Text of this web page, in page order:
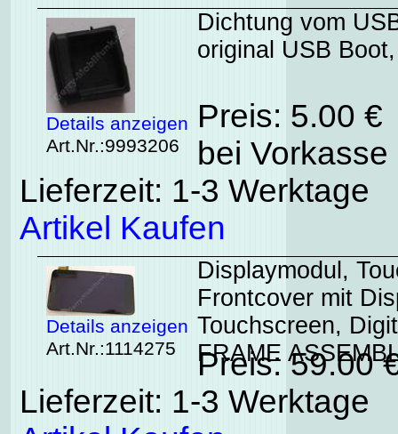
Details anzeigen
Art.Nr.:9993206
Dichtung vom
original USB
Preis: 5.00
bei
Lieferzeit: 1-3 Werktage
Artikel Kaufen
Details anzeigen
Art.Nr.:1114275
Displaymodul,
Frontcover mit
Touchscreen,
FRAME
Preis: 59.00
Lieferzeit: 1-3 Werktage